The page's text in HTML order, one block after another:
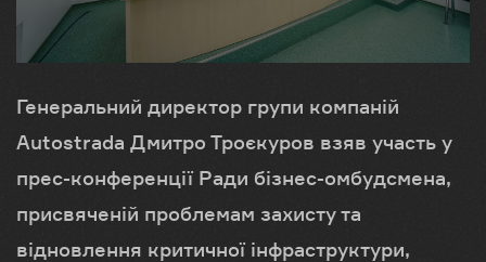
Генеральний директор групи компаній
Autostrada Дмитро Троєкуров взяв участь у
прес-конференції Ради бізнес-омбудсмена,
присвяченій проблемам захисту та
відновлення критичної інфраструктури,